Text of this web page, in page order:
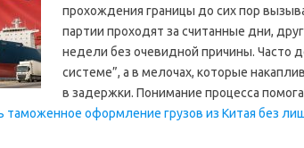
прохождения границы до сих пор
партии проходят за считанные дни,
недели без очевидной причины. Часто
системе”, а в мелочах, которые
в задержки. Понимание процесса
таможенное оформление грузов из Китая без